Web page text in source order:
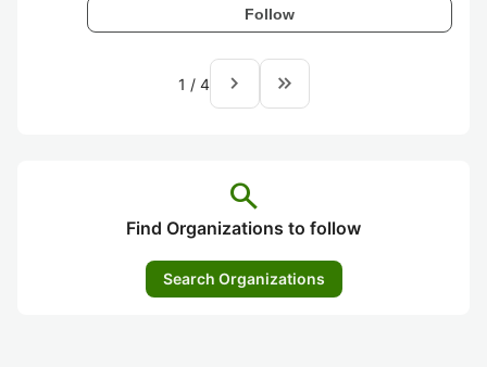
Follow
1 / 4 navigate_next keyboard_double_arrow_right
search
Find Organizations to follow
Search Organizations